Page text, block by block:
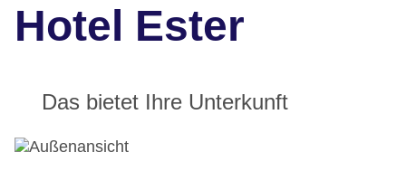
Hotel Ester
Das bietet Ihre Unterkunft